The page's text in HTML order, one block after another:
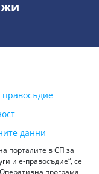
правосъдие
данни
порталите в СП за
и е-правосъдие“, се
програма